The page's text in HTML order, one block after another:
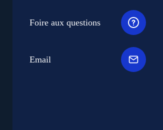
Foire aux questions
Email